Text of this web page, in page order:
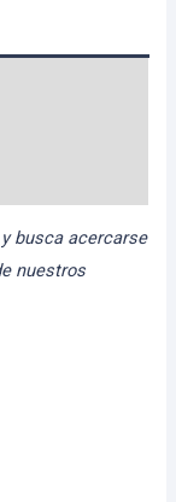
busca acercarse
nuestros